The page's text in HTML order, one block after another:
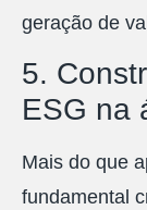
geração de
5.
ESG na
Mais do que
fundamental